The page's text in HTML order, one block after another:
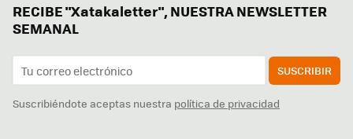
RECIBE "Xatakaletter", NUESTRA NEWSLETTER
SEMANAL
SUSCRIBIR
Suscribiéndote aceptas nuestra política de privacidad